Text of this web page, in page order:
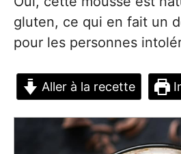
gluten, ce qui en fait un
pour les personnes
Aller à la recette